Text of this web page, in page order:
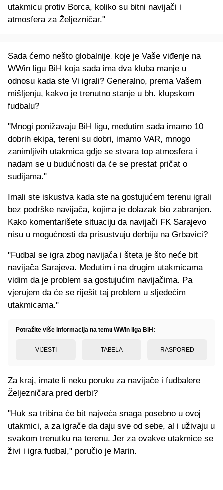
utakmicu protiv Borca, koliko su bitni navijači i
atmosfera za Željezničar."
Sada ćemo nešto globalnije, koje je Vaše viđenje na
WWin ligu BiH koja sada ima dva kluba manje u
odnosu kada ste Vi igrali? Generalno, prema Vašem
mišljenju, kakvo je trenutno stanje u bh. klupskom
fudbalu?
"Mnogi ponižavaju BiH ligu, međutim sada imamo 10
dobrih ekipa, tereni su dobri, imamo VAR, mnogo
zanimljivih utakmica gdje se stvara top atmosfera i
nadam se u budućnosti da će se prestat pričat o
sudijama."
Imali ste iskustva kada ste na gostujućem terenu igrali
bez podrške navijača, kojima je dolazak bio zabranjen.
Kako komentarišete situaciju da navijači FK Sarajevo
nisu u mogućnosti da prisustvuju derbiju na Grbavici?
"Fudbal se igra zbog navijača i šteta je što neće bit
navijača Sarajeva. Međutim i na drugim utakmicama
vidim da je problem sa gostujućim navijačima. Pa
vjerujem da će se riješit taj problem u sljedećim
utakmicama."
Potražite više informacija na temu WWin liga BiH:
VIJESTI TABELA RASPORED
Za kraj, imate li neku poruku za navijače i fudbalere
Željezničara pred derbi?
"Huk sa tribina će bit najveća snaga posebno u ovoj
utakmici, a za igrače da daju sve od sebe, al i uživaju u
svakom trenutku na terenu. Jer za ovakve utakmice se
živi i igra fudbal," poručio je Marin.